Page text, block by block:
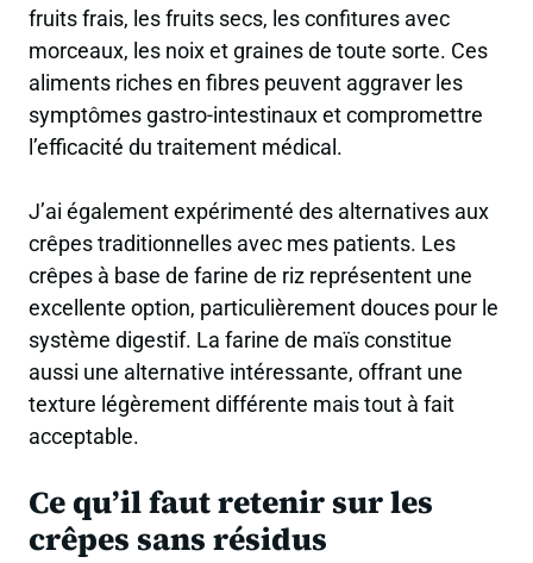
fruits frais, les fruits secs, les confitures avec
morceaux, les noix et graines de toute sorte. Ces
aliments riches en fibres peuvent aggraver les
symptômes gastro-intestinaux et compromettre
l’efficacité du traitement médical.
J’ai également expérimenté des alternatives aux
crêpes traditionnelles avec mes patients. Les
crêpes à base de farine de riz représentent une
excellente option, particulièrement douces pour le
système digestif. La farine de maïs constitue
aussi une alternative intéressante, offrant une
texture légèrement différente mais tout à fait
acceptable.
Ce qu’il faut retenir sur les
crêpes sans résidus